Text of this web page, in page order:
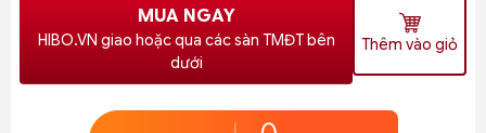
MUA NGAY
HIBO.VN giao hoặc qua các sàn TMĐT bên
dưới
Thêm vào giỏ